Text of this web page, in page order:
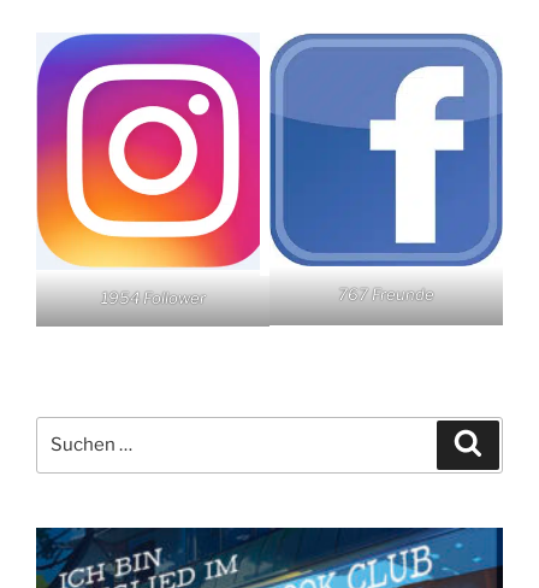
1954 Follower 767 Freunde
nach: